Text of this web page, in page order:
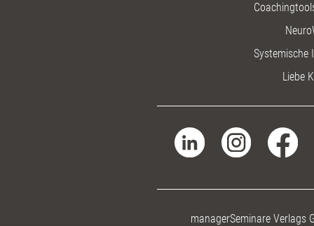
Systemische
Liebe
managerSeminare Verlags